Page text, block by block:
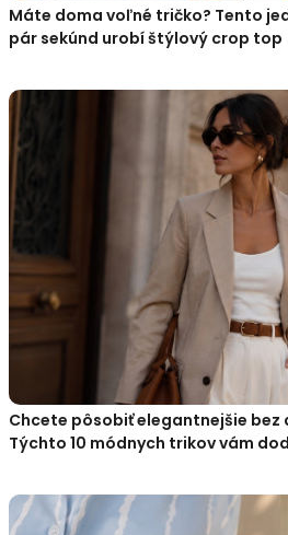
Máte doma voľné tričko? Tento
pár sekúnd urobí štýlový crop top
Chcete pôsobiť elegantnejšie bez
Týchto 10 módnych trikov vám